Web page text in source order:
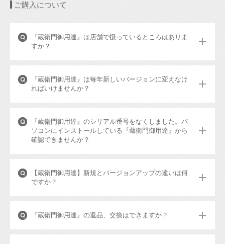
ご購入について
『蔵衛門御用達』は店舗で扱っているところはありま
すか？
『蔵衛門御用達』は毎年新しいバージョンに変えなけ
ればいけませんか？
『蔵衛門御用達』のシリアル番号をなくしました。パ
ソコンにインストールしている『蔵衛門御用達』から
確認できませんか？
【蔵衛門御用達】新規とバージョンアップの違いは何
ですか？
『蔵衛門御用達』の返品、交換はできますか？